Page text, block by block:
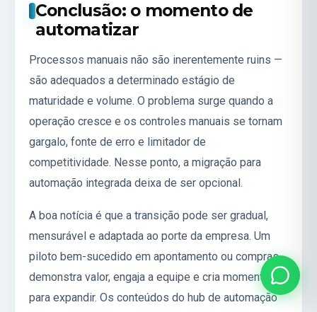
Conclusão: o momento de
automatizar
Processos manuais não são inerentemente ruins —
são adequados a determinado estágio de
maturidade e volume. O problema surge quando a
operação cresce e os controles manuais se tornam
gargalo, fonte de erro e limitador de
competitividade. Nesse ponto, a migração para
automação integrada deixa de ser opcional.
A boa notícia é que a transição pode ser gradual,
mensurável e adaptada ao porte da empresa. Um
piloto bem-sucedido em apontamento ou compras
demonstra valor, engaja a equipe e cria momentum
para expandir. Os conteúdos do hub de automação